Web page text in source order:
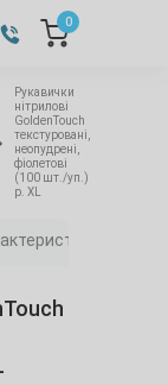
0
Рукавички
нітрилові
GoldenTouch
текстуровані,
неопудрені,
фіолетові
(100 шт./уп.)
р. XL